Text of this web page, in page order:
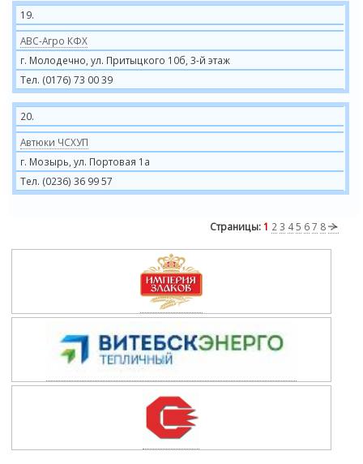
19.
АВС-Агро КФХ
г. Молодечно, ул. Притыцкого 10б, 3-й этаж
Тел. (0176) 73 00 39
20.
Автюки ЧСХУП
г. Мозырь, ул. Портовая 1а
Тел. (0236) 36 99 57
Страницы: 1 2 3 45 67 8